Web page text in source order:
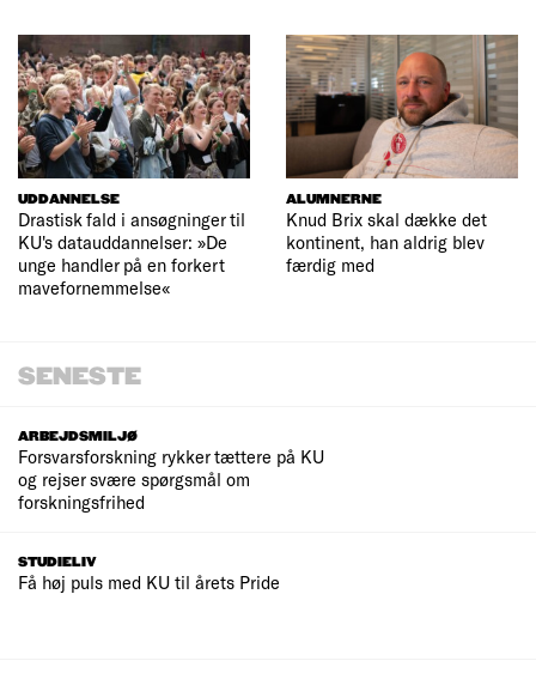
UDDANNELSE
Drastisk fald i ansøgninger til
KU's datauddannelser: »De
unge handler på en forkert
mavefornemmelse«
ALUMNERNE
Knud Brix skal dække det
kontinent, han aldrig blev
færdig med
SENESTE
ARBEJDSMILJØ
Forsvarsforskning rykker tættere på KU
og rejser svære spørgsmål om
forskningsfrihed
STUDIELIV
Få høj puls med KU til årets Pride